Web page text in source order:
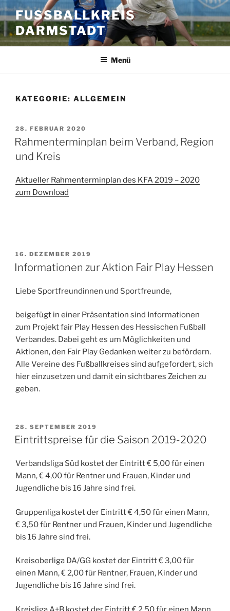
Zum
Inhalt
springen
FUSSBALLKREIS D
ARMSTADT
Menü
KATEGORIE: ALLGEMEIN
VERÖFFENTLICHT
AM
28. FEBRUAR 2020
Rahmenterminplan beim Verband, Region
und Kreis
Aktueller Rahmenterminplan des KFA 2019 – 2020
zum Download
VERÖFFENTLICHT
AM
16. DEZEMBER 2019
Informationen zur Aktion Fair Play Hessen
Liebe Sportfreundinnen und Sportfreunde,
beigefügt in einer Präsentation sind Informationen
zum Projekt fair Play Hessen des Hessischen Fußball
Verbandes. Dabei geht es um Möglichkeiten und
Aktionen, den Fair Play Gedanken weiter zu befördern.
Alle Vereine des Fußballkreises sind aufgefordert, sich
hier einzusetzen und damit ein sichtbares Zeichen zu
geben.
VERÖFFENTLICHT
AM
28. SEPTEMBER 2019
Eintrittspreise für die Saison 2019-2020
Verbandsliga Süd kostet der Eintritt € 5,00 für einen
Mann, € 4,00 für Rentner und Frauen, Kinder und
Jugendliche bis 16 Jahre sind frei.
Gruppenliga kostet der Eintritt € 4,50 für einen Mann,
€ 3,50 für Rentner und Frauen, Kinder und Jugendliche
bis 16 Jahre sind frei.
Kreisoberliga DA/GG kostet der Eintritt € 3,00 für
einen Mann, € 2,00 für Rentner, Frauen, Kinder und
Jugendliche bis 16 Jahre sind frei.